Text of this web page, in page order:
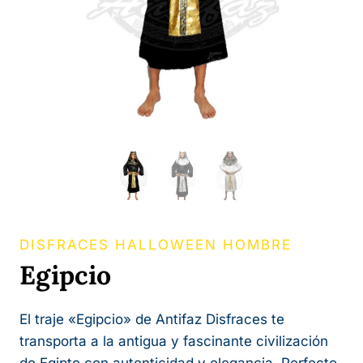
DISFRACES HALLOWEEN HOMBRE
Egipcio
El traje «Egipcio» de Antifaz Disfraces te
transporta a la antigua y fascinante civilización